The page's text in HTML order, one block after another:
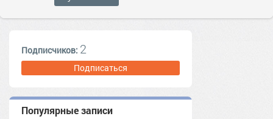
Подписчиков: 2
Подписаться
Популярные записи